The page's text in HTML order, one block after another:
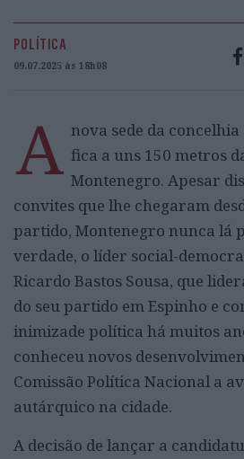
POLÍTICA
09.07.2025 às 18h08
A nova sede da concelhia
fica a uns 150 metros
Montenegro. Apesar
convites que lhe chegaram
partido, Montenegro nunca lá
verdade, o líder social-
Ricardo Bastos Sousa, que
do seu partido em Espinho e
inimizade política há muitos
conheceu novos
Comissão Política Nacional a
autárquico na cidade.
A decisão de lançar a